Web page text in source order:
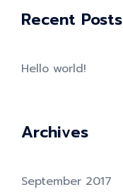
Recent Posts
Hello world!
Archives
September 2017